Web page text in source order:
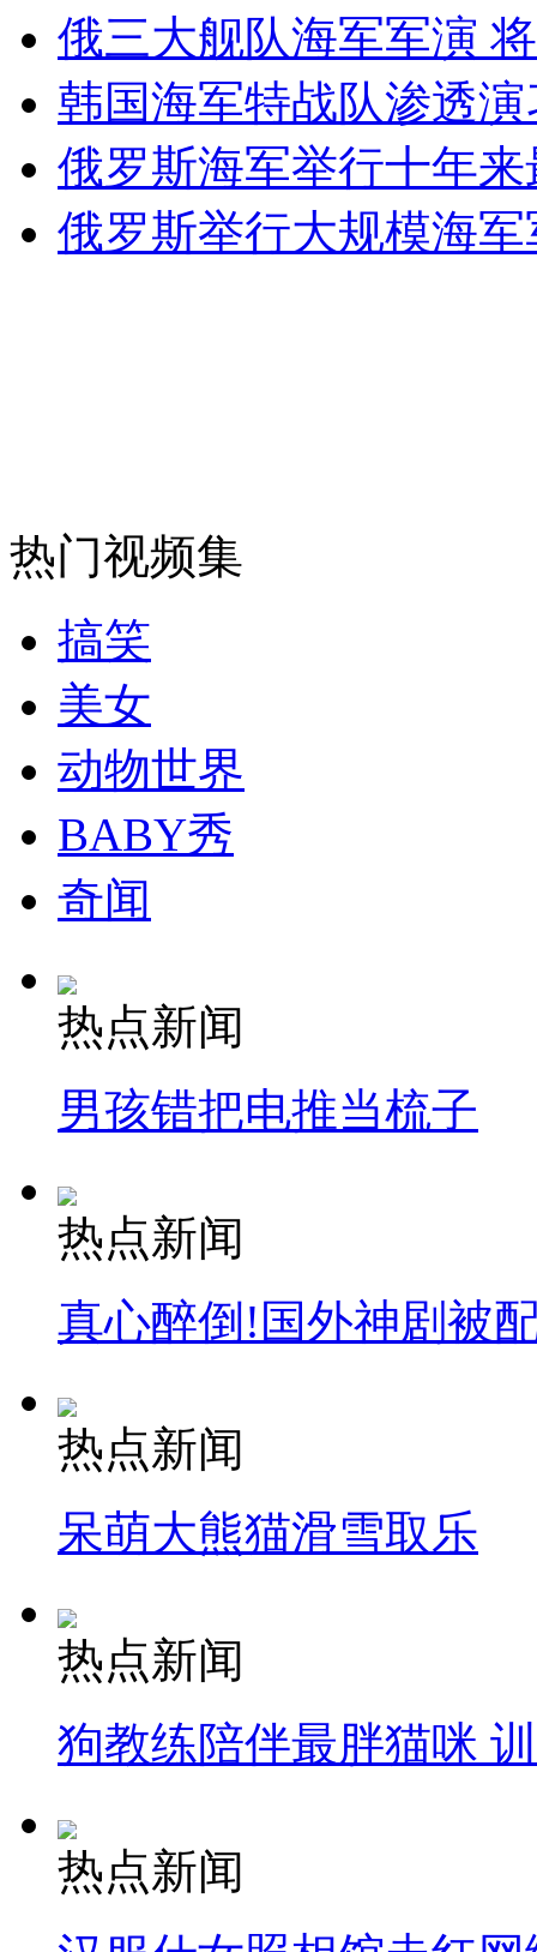
无痛分娩是否安全 医生回应
外交部：反对强权政治霸凌主义
外交部：有关国家言论片面不公正
消防员救轻生者 花炮节热闹非凡
纽约上演“枕头大战”
司机酒驾遇交警 急速倒车逃窜
俄三大舰队海军军演
韩国海军特战队渗透
俄罗斯海军举行十年
俄罗斯举行大规模海
热门视频集
搞笑
美女
动物世界
BABY秀
奇闻
热点新闻
男孩错把电推当梳子
热点新闻
真心醉倒!国外神剧被
热点新闻
呆萌大熊猫滑雪取乐
热点新闻
狗教练陪伴最胖猫咪
热点新闻